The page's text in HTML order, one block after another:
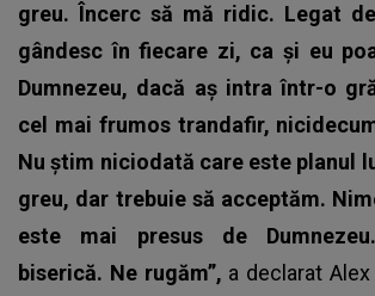
greu. Încerc să mă ridic. Legat
gândesc în fiecare zi, ca și eu
Dumnezeu, dacă aș intra într-o
cel mai frumos trandafir,
Nu știm niciodată care este planul
greu, dar trebuie să acceptăm.
este mai presus de
biserică. Ne rugăm”, a declarat